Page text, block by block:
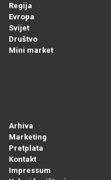
Regija
Evropa
Svijet
Društvo
Mini market
Arhiva
Marketing
Pretplata
Kontakt
Impressum